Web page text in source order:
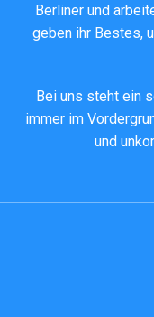
Berliner und
geben ihr Bestes,
Bei uns steht ein
immer im
und